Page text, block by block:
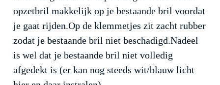
opzetbril makkelijk op je bestaande bril voordat
je gaat rijden.Op de klemmetjes zit zacht rubber
zodat je bestaande bril niet beschadigd.Nadeel
is wel dat je bestaande bril niet volledig
afgedekt is (er kan nog steeds wit/blauw licht